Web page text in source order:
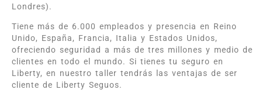
Londres).
Tiene más de 6.000 empleados y presencia en Reino
Unido, España, Francia, Italia y Estados Unidos,
ofreciendo seguridad a más de tres millones y medio de
clientes en todo el mundo. Si tienes tu seguro en
Liberty, en nuestro taller tendrás las ventajas de ser
cliente de Liberty Seguos.